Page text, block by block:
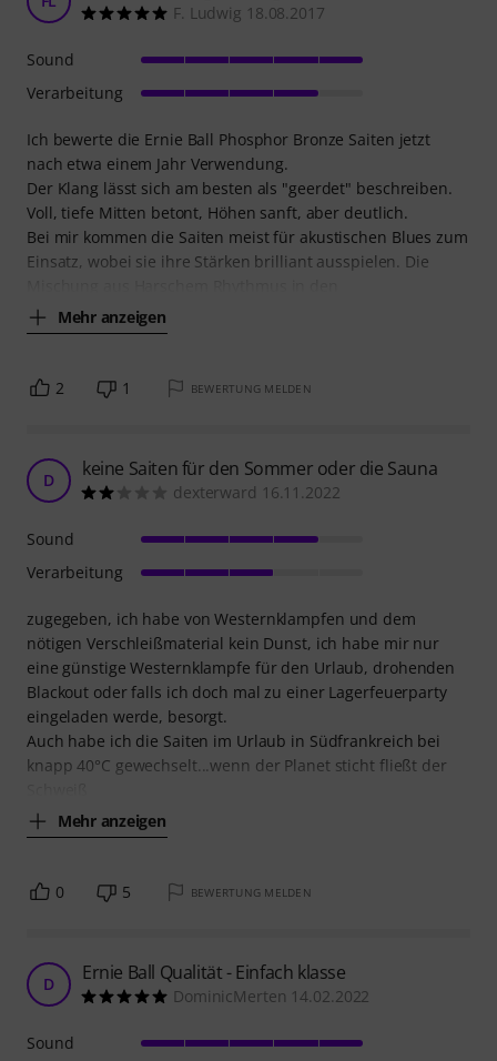
F. Ludwig 18.08.2017
Ich bewerte die Ernie Ball Phosphor Bronze Saiten jetzt
nach etwa einem Jahr Verwendung.
Der Klang lässt sich am besten als "geerdet" beschreiben.
Voll, tiefe Mitten betont, Höhen sanft, aber deutlich.
Bei mir kommen die Saiten meist für akustischen Blues zum
Einsatz, wobei sie ihre Stärken brilliant ausspielen. Die
Mehr anzeigen
Sound
Verarbeitung
2 1 BEWERTUNG MELDEN
D keine Saiten für den Sommer oder die Sauna
dexterward 16.11.2022
zugegeben, ich habe von Westernklampfen und dem
nötigen Verschleißmaterial kein Dunst, ich habe mir nur
eine günstige Westernklampfe für den Urlaub, drohenden
Blackout oder falls ich doch mal zu einer Lagerfeuerparty
eingeladen werde, besorgt.
Auch habe ich die Saiten im Urlaub in Südfrankreich bei
knapp 40°C gewechselt...wenn der Planet sticht fließt der
Mehr anzeigen
Sound
Verarbeitung
0 5 BEWERTUNG MELDEN
D Ernie Ball Qualität - Einfach klasse
DominicMerten 14.02.2022
Sound